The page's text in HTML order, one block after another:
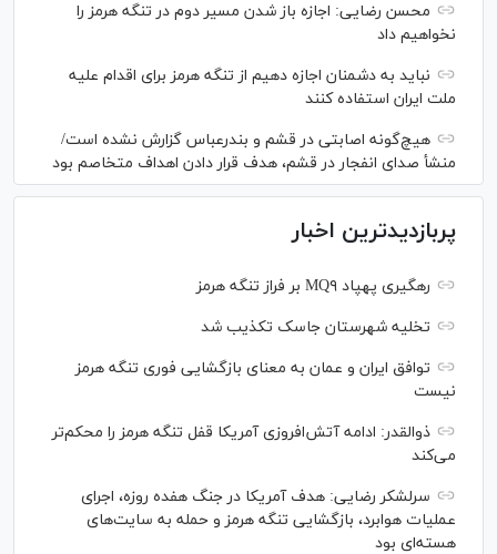
محسن رضایی: اجازه باز شدن مسیر دوم در تنگه هرمز را
نخواهیم داد
نباید به دشمنان اجازه دهیم از تنگه هرمز برای اقدام علیه
ملت ایران استفاده کنند
هیچ‌گونه اصابتی در قشم و بندرعباس گزارش نشده است/
منشأ صدای انفجار در قشم، هدف قرار دادن اهداف متخاصم بود
پربازدیدترین اخبار
رهگیری پهپاد MQ۹ بر فراز تنگه هرمز
تخلیه شهرستان جاسک تکذیب شد
توافق ایران و عمان به معنای بازگشایی فوری تنگه هرمز
نیست
ذوالقدر: ادامه آتش‌افروزی آمریکا قفل تنگه هرمز را محکم‌تر
می‌کند
سرلشکر رضایی: هدف آمریکا در جنگ هفده روزه، اجرای
عملیات هوابرد، بازگشایی تنگه هرمز و حمله به سایت‌های
هسته‌ای بود